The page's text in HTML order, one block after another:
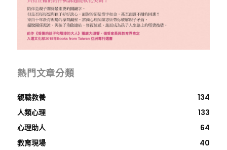
熱門文章分類
親職教養
134
人類心理
133
心理助人
64
教育現場
40